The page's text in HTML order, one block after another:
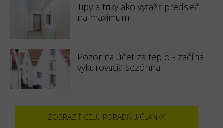
Tipy a triky ako vyťažiť predsieň
na maximum
Pozor na účet za teplo - začína
vykurovacia sezónna
ZOBRAZIŤ CELÚ PORADŇU/ČLÁNKY